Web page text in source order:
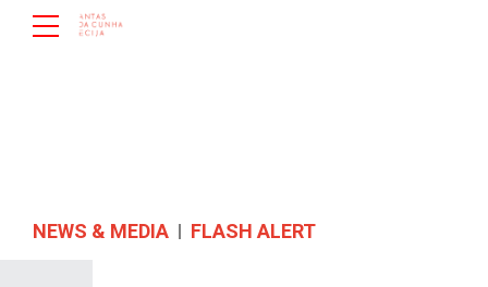
NEWS & MEDIA FLASH ALERT